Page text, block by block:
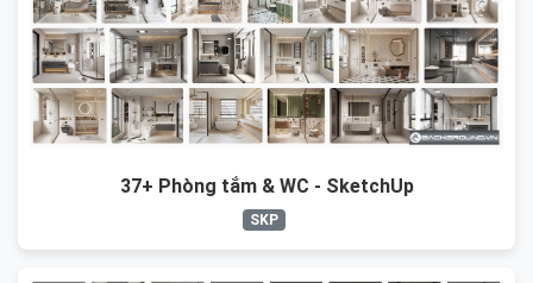
37+ Phòng tắm & WC - SketchUp
SKP